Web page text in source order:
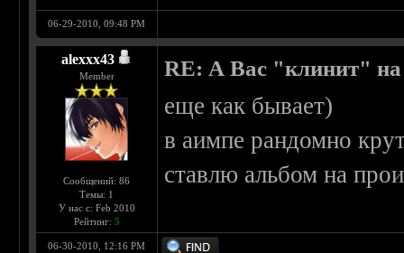
06-29-2010, 09:48 PM
alexxx43
Member
Сообщений: 86
Темы: 1
У нас с: Feb 2010
Рейтинг: 5
RE: А Вас "клинит" на
еще как бывает)
в аимпе рандомно
ставлю альбом на
06-30-2010, 12:16 PM